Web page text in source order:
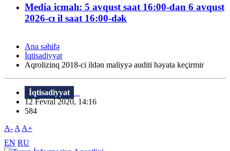
Media icmalı: 5 avqust saat 16:00-dan 6 avqust
2026-cı il saat 16:00-dək
Ana səhifə
İqtisadiyyat
Aqrolizinq 2018-ci ildən maliyyə auditi həyata keçirmir
İqtisadiyyat
12 Fevral 2020, 14:16
584
A- A A+
EN RU